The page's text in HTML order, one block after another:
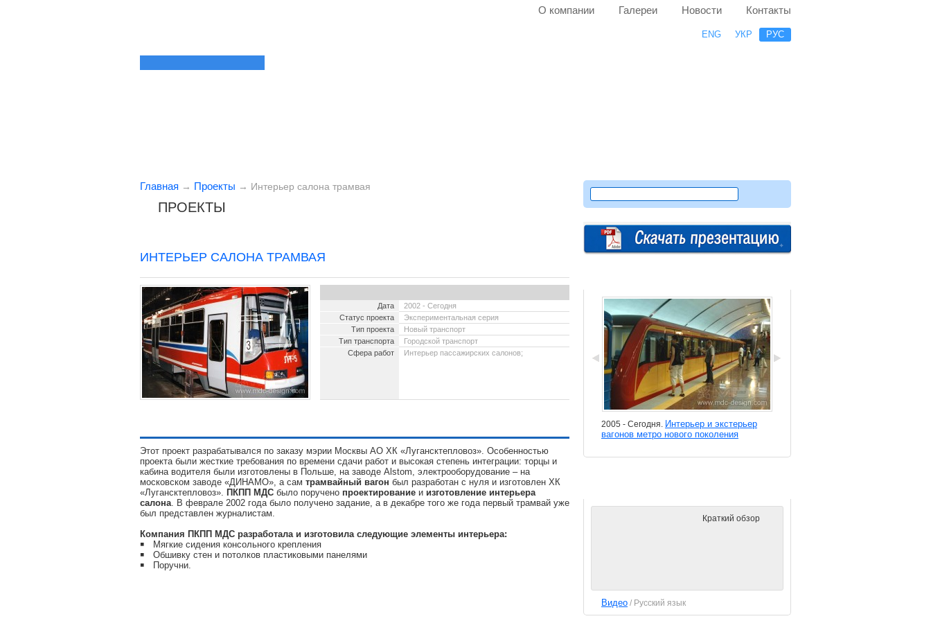
О компании Галереи Новости Контакты
ENG УКР РУС
Главная → Проекты → Интерьер салона трамвая
ПРОЕКТЫ
ИНТЕРЬЕР САЛОНА ТРАМВАЯ
Дата
2002 - Сегодня
Статус проекта
Экспериментальная серия
Тип проекта
Новый транспорт
Тип транспорта
Городской транспорт
Сфера работ
Интерьер пассажирских салонов;
Этот проект разрабатывался по заказу мэрии Москвы АО ХК «Лугансктепловоз». Особенностью
проекта были жесткие требования по времени сдачи работ и высокая степень интеграции: торцы и
кабина водителя были изготовлены в Польше, на заводе Alstom, электрооборудование – на
московском заводе «ДИНАМО», а сам трамвайный вагон был разработан с нуля и изготовлен ХК
«Лугансктепловоз». ПКПП МДС было поручено проектирование и изготовление интерьера
салона. В феврале 2002 года было получено задание, а в декабре того же года первый трамвай уже
был представлен журналистам.
Компания ПКПП МДС разработала и изготовила следующие элементы интерьера:
￭ Мягкие сидения консольного крепления
￭ Обшивку стен и потолков пластиковыми панелями
￭ Поручни.
реконструкции интерьера экскурсионного
вагона на базе вагона ПВ40
2005 - Сегодня. Интерьер и экстерьер
вагонов метро нового поколения
Краткий обзор
Видео / Русский язык